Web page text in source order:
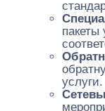
пакеты
услуги.